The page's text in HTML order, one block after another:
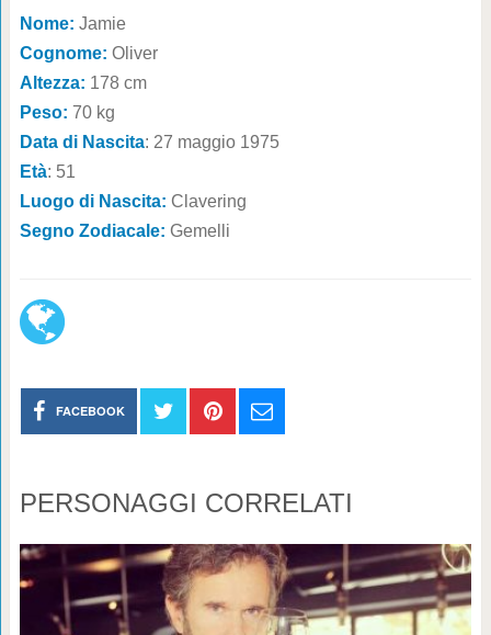
Nome: Jamie
Cognome: Oliver
Altezza: 178 cm
Peso: 70 kg
Data di Nascita: 27 maggio 1975
Età: 51
Luogo di Nascita: Clavering
Segno Zodiacale: Gemelli
FACEBOOK
PERSONAGGI CORRELATI